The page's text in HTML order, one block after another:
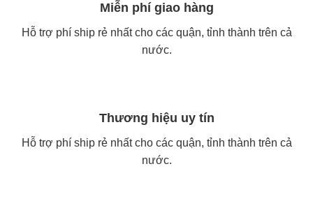
Miễn phí giao hàng
Hỗ trợ phí ship rẻ nhất cho các quận, tỉnh thành trên cả
nước.
Thương hiệu uy tín
Hỗ trợ phí ship rẻ nhất cho các quận, tỉnh thành trên cả
nước.